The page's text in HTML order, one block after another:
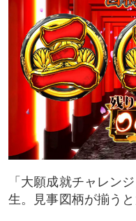
「大願成就チャレン
生。見事図柄が揃うと